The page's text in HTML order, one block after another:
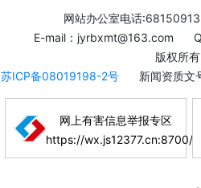
网站办公室电话:68150913
E-mail：jyrbxmt@163.com
版权所
苏ICP备08019198-2号
新闻资质
网上有害信息举报专区
https://wx.js12377.cn:8700/